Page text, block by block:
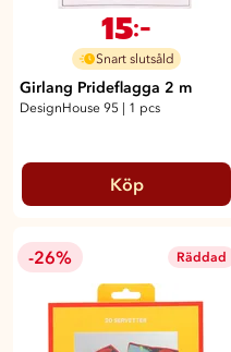
15:-
Snart slutsåld
Girlang Prideflagga 2 m
DesignHouse 95 1 pcs
Köp
-26% Räddad